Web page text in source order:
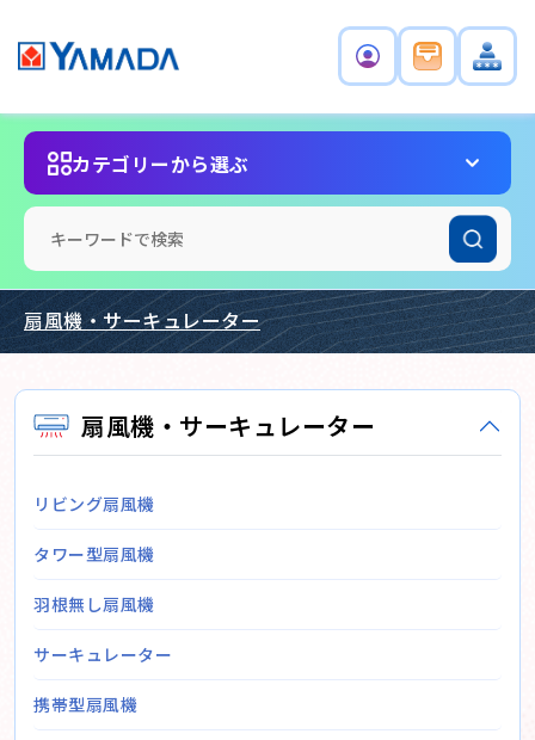
カテゴリーから選ぶ
扇風機・サーキュレーター
扇風機・サーキュレーター
リビング扇風機
タワー型扇風機
羽根無し扇風機
サーキュレーター
携帯型扇風機